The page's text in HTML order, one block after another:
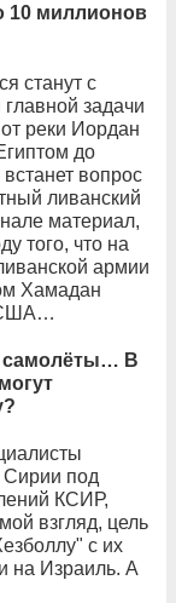
10 миллионов
станут с
задачи
реки Иордан
до
вопрос
ливанский
материал,
того, что на
армии
Хамадан
США…
самолёты… В
Сирии под
КСИР,
взгляд, цель
с их
на Израиль. А